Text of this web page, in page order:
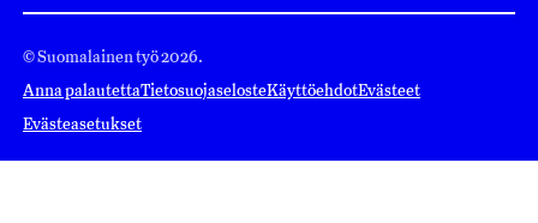
© Suomalainen työ 2026.
Anna palautettaTietosuojaselosteKäyttöehdotEvästeet
Evästeasetukset